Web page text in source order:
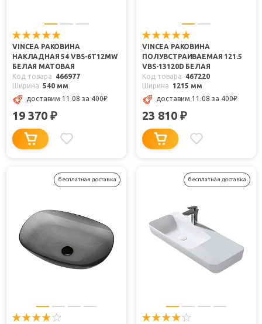
VINCEA РАКОВИНА
НАКЛАДНАЯ 54 VBS-6T12MW
БЕЛАЯ МАТОВАЯ
Код товара
466977
Ширина 540 мм
доставим 11.08 за 400₽
19 370 ₽
VINCEA РАКОВИНА
ПОЛУВСТРАИВАЕМАЯ 121.5
VBS-13120D БЕЛАЯ
Код товара
467220
Ширина
1215 мм
доставим 11.08 за 400₽
23 810 ₽
бесплатная доставка бесплатная доставка